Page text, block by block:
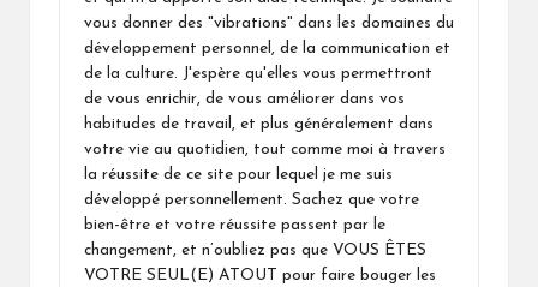
vous donner des "vibrations" dans les domaines du
développement personnel, de la communication et
de la culture. J'espère qu'elles vous permettront
de vous enrichir, de vous améliorer dans vos
habitudes de travail, et plus généralement dans
votre vie au quotidien, tout comme moi à travers
la réussite de ce site pour lequel je me suis
développé personnellement. Sachez que votre
bien-être et votre réussite passent par le
changement, et n’oubliez pas que VOUS ÊTES
VOTRE SEUL(E) ATOUT pour faire bouger les